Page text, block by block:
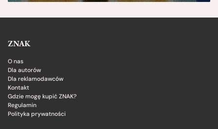
ZNAK
O nas
Dla autorów
Dla reklamodawców
Kontakt
Gdzie mogę kupić ZNAK?
Regulamin
Polityka prywatności